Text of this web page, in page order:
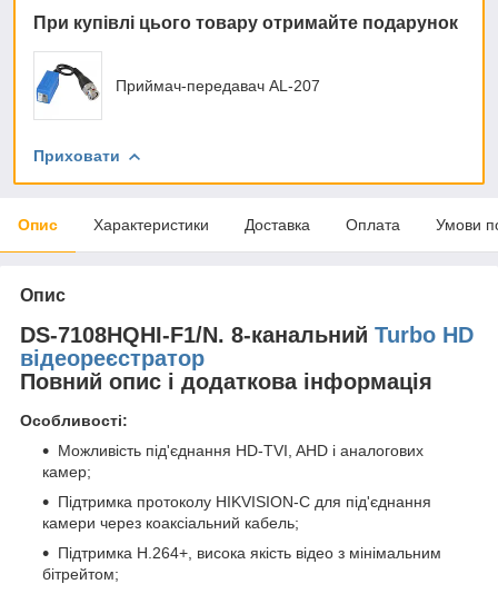
При купівлі цього товару отримайте подарунок
Приймач-передавач AL-207
Приховати
Опис Характеристики Доставка Оплата Умови
Опис
DS-7108HQHI-F1/N. 8-канальний Turbo HD
відеореєстратор
Повний опис і додаткова інформація
Особливості:
Можливість під'єднання HD-TVI, AHD і аналогових
камер;
Підтримка протоколу HIKVISION-C для під'єднання
камери через коаксіальний кабель;
Підтримка H.264+, висока якість відео з мінімальним
бітрейтом;